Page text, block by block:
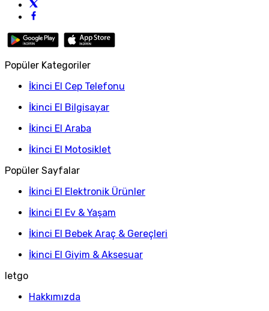
Popüler Kategoriler
İkinci El Cep Telefonu
İkinci El Bilgisayar
İkinci El Araba
İkinci El Motosiklet
Popüler Sayfalar
İkinci El Elektronik Ürünler
İkinci El Ev & Yaşam
İkinci El Bebek Araç & Gereçleri
İkinci El Giyim & Aksesuar
letgo
Hakkımızda